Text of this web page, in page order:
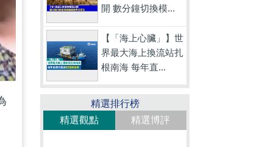
開 數分鐘切換模...
【「海上心臟」】世
界最大海上換流站扎
根南海 每年直...
精選排行榜
精選觀點
精選博評